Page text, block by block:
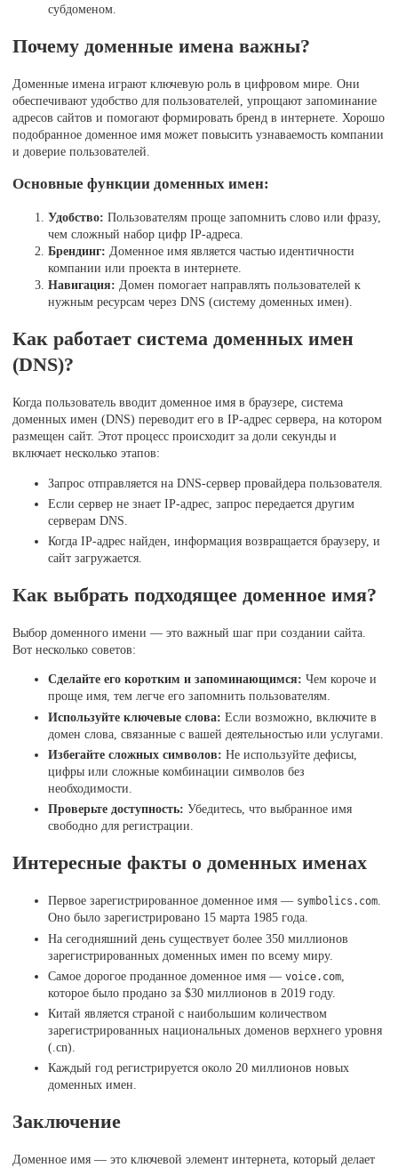
субдоменом.
Почему доменные имена важны?
Доменные имена играют ключевую роль в цифровом мире. Они
обеспечивают удобство для пользователей, упрощают запоминание
адресов сайтов и помогают формировать бренд в интернете. Хорошо
подобранное доменное имя может повысить узнаваемость компании
и доверие пользователей.
Основные функции доменных имен:
Удобство: Пользователям проще запомнить слово или фразу,
чем сложный набор цифр IP-адреса.
Брендинг: Доменное имя является частью идентичности
компании или проекта в интернете.
Навигация: Домен помогает направлять пользователей к
нужным ресурсам через DNS (систему доменных имен).
Как работает система доменных имен
(DNS)?
Когда пользователь вводит доменное имя в браузере, система
доменных имен (DNS) переводит его в IP-адрес сервера, на котором
размещен сайт. Этот процесс происходит за доли секунды и
включает несколько этапов:
Запрос отправляется на DNS-сервер провайдера пользователя.
Если сервер не знает IP-адрес, запрос передается другим
серверам DNS.
Когда IP-адрес найден, информация возвращается браузеру, и
сайт загружается.
Как выбрать подходящее доменное имя?
Выбор доменного имени — это важный шаг при создании сайта.
Вот несколько советов:
Сделайте его коротким и запоминающимся: Чем короче и
проще имя, тем легче его запомнить пользователям.
Используйте ключевые слова: Если возможно, включите в
домен слова, связанные с вашей деятельностью или услугами.
Избегайте сложных символов: Не используйте дефисы,
цифры или сложные комбинации символов без
необходимости.
Проверьте доступность: Убедитесь, что выбранное имя
свободно для регистрации.
Интересные факты о доменных именах
Первое зарегистрированное доменное имя — symbolics.com
Оно было зарегистрировано 15 марта 1985 года.
На сегодняшний день существует более 350 миллионов
зарегистрированных доменных имен по всему миру.
Самое дорогое проданное доменное имя —voice.com
которое было продано за $30 миллионов в 2019 году.
Китай является страной с наибольшим количеством
зарегистрированных национальных доменов верхнего уровня
(.cn).
Каждый год регистрируется около 20 миллионов новых
доменных имен.
Заключение
Доменное имя — это ключевой элемент интернета, который делает